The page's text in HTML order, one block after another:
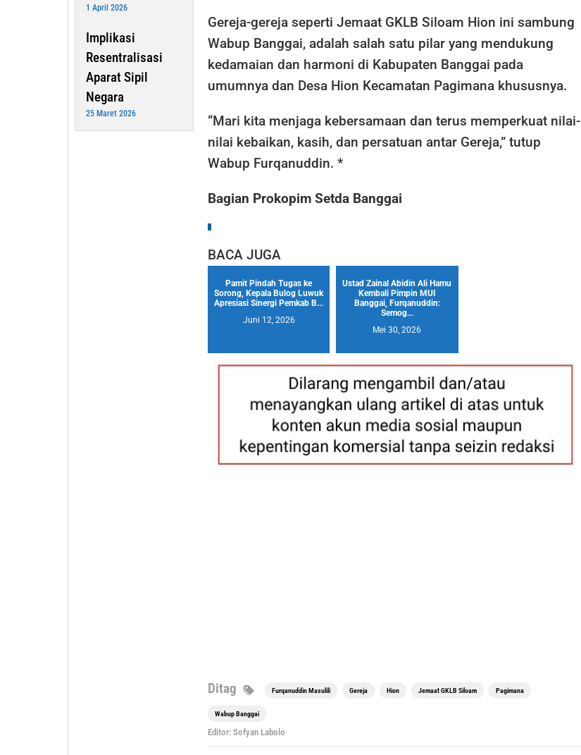
1 April 2026
Implikasi
Resentralisasi
Aparat Sipil
Negara
25 Maret 2026
Gereja-gereja seperti Jemaat GKLB Siloam Hion ini sambung
Wabup Banggai, adalah salah satu pilar yang mendukung
kedamaian dan harmoni di Kabupaten Banggai pada
umumnya dan Desa Hion Kecamatan Pagimana khususnya.
“Mari kita menjaga kebersamaan dan terus memperkuat nilai-
nilai kebaikan, kasih, dan persatuan antar Gereja,” tutup
Wabup Furqanuddin. *
Bagian Prokopim Setda Banggai
BACA JUGA
Pamit Pindah Tugas ke
Sorong, Kepala Bulog Luwuk
Apresiasi Sinergi Pemkab B...
Juni 12, 2026
Ustad Zainal Abidin Ali Hamu
Kembali Pimpin MUI
Banggai, Furqanuddin:
Semog...
Mei 30, 2026
Ditag Furqanuddin Masulili Gereja Hion Jemaat GKLB Siloam Pagimana
Wabup Banggai
Editor: Sofyan Labolo